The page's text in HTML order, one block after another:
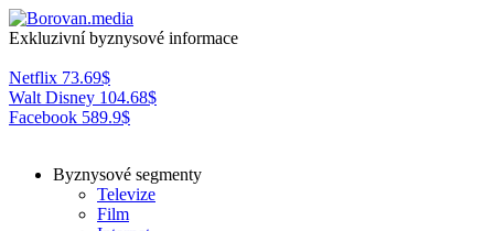
Exkluzivní byznysové informace
Netflix 73.69$
Walt Disney 104.68$
Facebook 589.9$
Byznysové segmenty
Televize
Film